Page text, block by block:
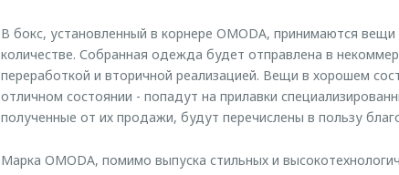
В бокс, установленный в корнере OMODA, принимаются
количестве. Собранная одежда будет отправлена в
переработкой и вторичной реализацией. Вещи в хорошем
отличном состоянии - попадут на прилавки
полученные от их продажи, будут перечислены в пользу
Марка OMODA, помимо выпуска стильных и